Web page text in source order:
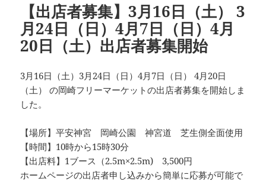
【出店者募集】3月16日（土） 3
月24日（日）4月7日（日）4月
20日（土）出店者募集開始
3月16日（土）3月24日（日）4月7日（日） 4月20日
（土） の岡崎フリーマーケットの出店者募集を開始しま
した。
【場所】平安神宮 岡崎公園 神宮道 芝生側全面使用
【時間】10時から15時30分
【出店料】1ブース（2.5m×2.5m) 3,500円
ホームページの出店者申し込みから簡単に応募が可能で